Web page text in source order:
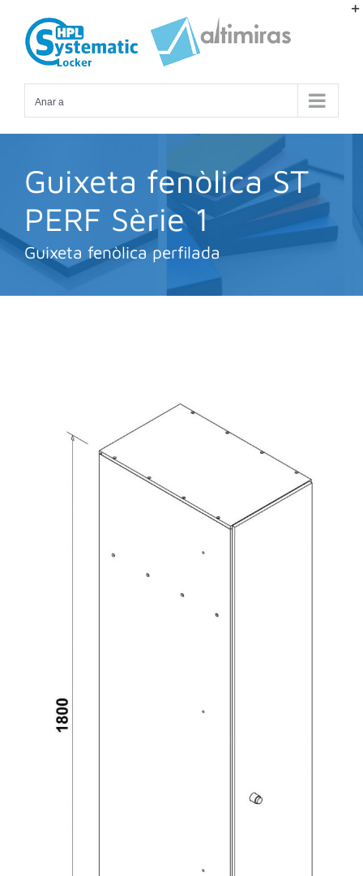
content
Anar a
Guixeta fenòlica ST
PERF Sèrie 1
Guixeta fenòlica perfilada